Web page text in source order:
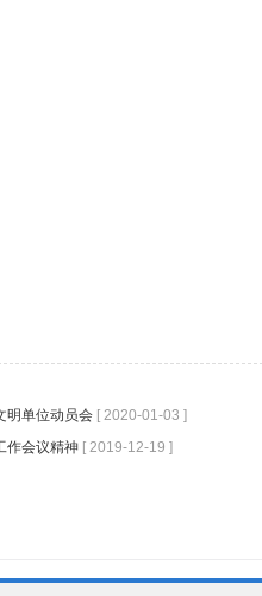
明单位动员会 [ 2020-01-03 ]
作会议精神 [ 2019-12-19 ]